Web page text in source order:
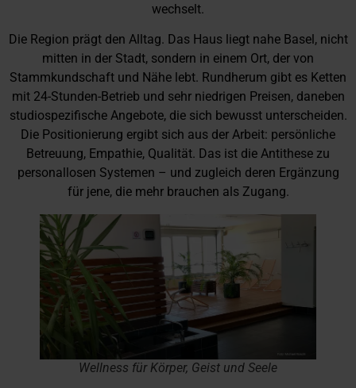
wechselt.
Die Region prägt den Alltag. Das Haus liegt nahe Basel, nicht
mitten in der Stadt, sondern in einem Ort, der von
Stammkundschaft und Nähe lebt. Rundherum gibt es Ketten
mit 24-Stunden-Betrieb und sehr niedrigen Preisen, daneben
studiospezifische Angebote, die sich bewusst unterscheiden.
Die Positionierung ergibt sich aus der Arbeit: persönliche
Betreuung, Empathie, Qualität. Das ist die Antithese zu
personallosen Systemen – und zugleich deren Ergänzung
für jene, die mehr brauchen als Zugang.
Wellness für Körper, Geist und Seele